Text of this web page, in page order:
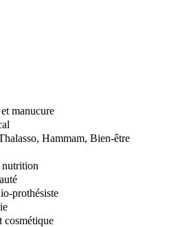
manucure
Hammam, Bien-être
nutrition
prothésiste
cosmétique